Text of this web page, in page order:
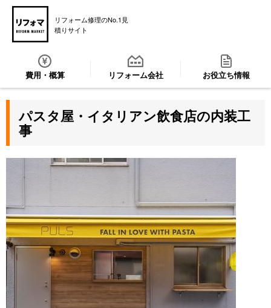
リフォーム修理のNo.1見
積りサイト
費用・概算 リフォーム会社 お役立ち情報
パスタ屋・イタリアン飲食店の内装工
事